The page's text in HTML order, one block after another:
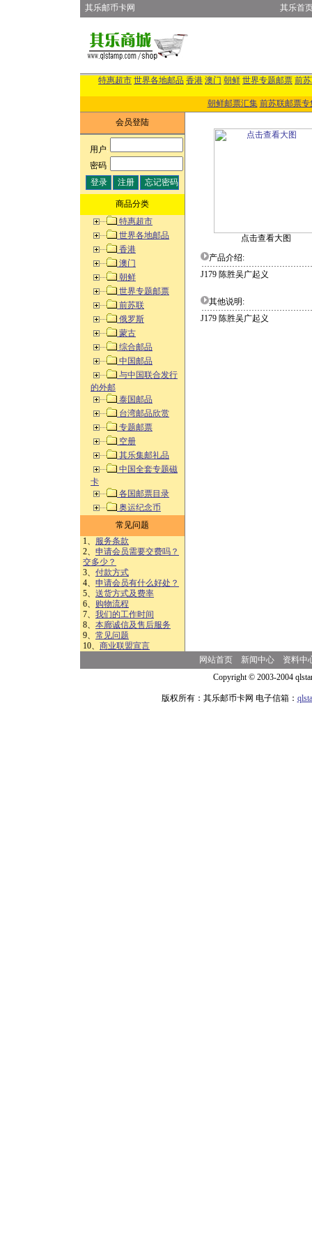
其乐邮币卡网 其乐首
特惠超市 世界各地邮品 香港 澳门 朝鲜 世界专题邮票 前
朝鲜邮票汇集 前苏联邮票专
会员登陆
用户:
密码:
商品分类
特惠超市
世界各地邮品
香港
澳门
朝鲜
世界专题邮票
前苏联
俄罗斯
蒙古
综合邮品
中国邮品
与中国联合发行
的外邮
泰国邮品
台湾邮品欣赏
专题邮票
空册
其乐集邮礼品
中国全套专题磁
卡
各国邮票目录
奥运纪念币
常见问题
1、 服务条款
2、 申请会员需要交费吗？
交多少？
3、 付款方式
4、 申请会员有什么好处？
5、 送货方式及费率
6、 购物流程
7、 我们的工作时间
8、 本廊诚信及售后服务
9、 常见问题
10、 商业联盟宣言
点击查看大图
产品介绍:
J179 陈胜吴广起义
其他说明:
J179 陈胜吴广起义
网站首页 新闻中心
资料中
Copyright © 2003-2004
版权所有：其乐邮币卡网 电子信箱：